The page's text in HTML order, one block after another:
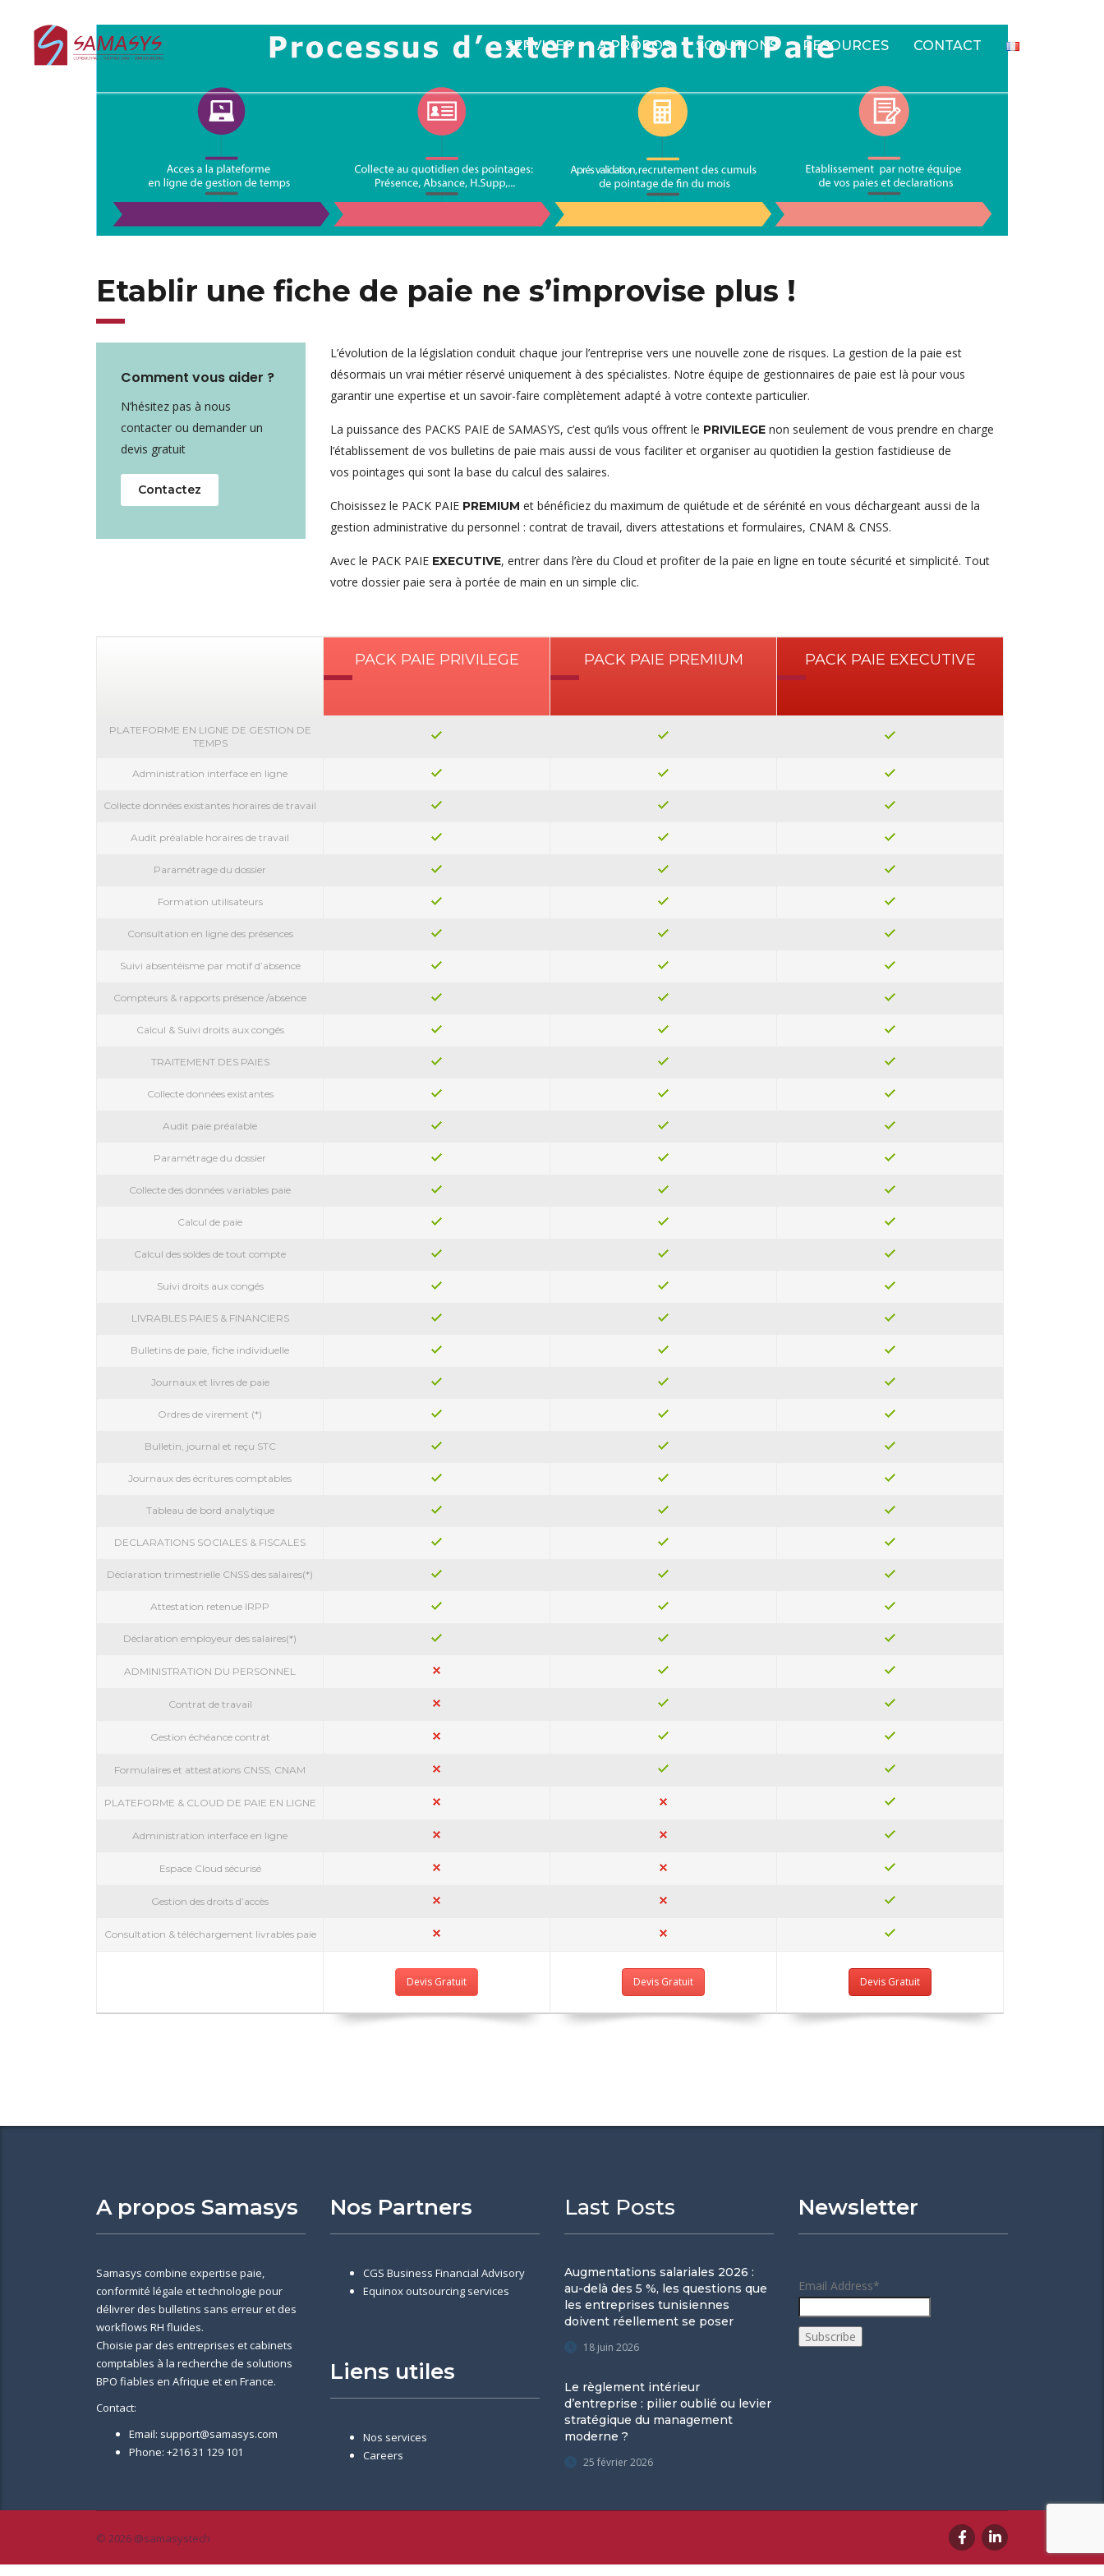
SERVICES A PROPOS SOLUTIONS RESOURCES CONTACT
Etablir une fiche de paie ne s’improvise plus !
Comment vous aider ?
N’hésitez pas à nous
contacter ou demander un
devis gratuit
Contactez
L’évolution de la législation conduit chaque jour l’entreprise vers une nouvelle zone de risques. La gestion de la paie est
désormais un vrai métier réservé uniquement à des spécialistes. Notre équipe de gestionnaires de paie est là pour vous
garantir une expertise et un savoir-faire complètement adapté à votre contexte particulier.
La puissance des PACKS PAIE de SAMASYS, c’est qu’ils vous offrent le PRIVILEGE non seulement de vous prendre en charge
l’établissement de vos bulletins de paie mais aussi de vous faciliter et organiser au quotidien la gestion fastidieuse de
vos pointages qui sont la base du calcul des salaires.
Choisissez le PACK PAIE PREMIUM et bénéficiez du maximum de quiétude et de sérénité en vous déchargeant aussi de la
gestion administrative du personnel : contrat de travail, divers attestations et formulaires, CNAM & CNSS.
Avec le PACK PAIE EXECUTIVE, entrer dans l’ère du Cloud et profiter de la paie en ligne en toute sécurité et simplicité. Tout
votre dossier paie sera à portée de main en un simple clic.
PLATEFORME EN LIGNE DE GESTION DE
TEMPS
Administration interface en ligne
Collecte données existantes horaires de travail
Audit préalable horaires de travail
Paramétrage du dossier
Formation utilisateurs
Consultation en ligne des présences
Suivi absentéisme par motif d’absence
Compteurs & rapports présence /absence
Calcul & Suivi droits aux congés
TRAITEMENT DES PAIES
Collecte données existantes
Audit paie préalable
Paramétrage du dossier
Collecte des données variables paie
Calcul de paie
Calcul des soldes de tout compte
Suivi droits aux congés
LIVRABLES PAIES & FINANCIERS
Bulletins de paie, fiche individuelle
Journaux et livres de paie
Ordres de virement (*)
Bulletin, journal et reçu STC
Journaux des écritures comptables
Tableau de bord analytique
DECLARATIONS SOCIALES & FISCALES
Déclaration trimestrielle CNSS des salaires(*)
Attestation retenue IRPP
Déclaration employeur des salaires(*)
ADMINISTRATION DU PERSONNEL
Contrat de travail
Gestion échéance contrat
Formulaires et attestations CNSS, CNAM
PLATEFORME & CLOUD DE PAIE EN LIGNE
Administration interface en ligne
Espace Cloud sécurisé
Gestion des droits d’accès
Consultation & téléchargement livrables paie
PACK PAIE PRIVILEGE
Devis Gratuit
PACK PAIE PREMIUM
Devis Gratuit
PACK PAIE EXECUTIVE
Devis Gratuit
A propos Samasys
Samasys combine expertise paie,
conformité légale et technologie pour
délivrer des bulletins sans erreur et des
workflows RH fluides.
Choisie par des entreprises et cabinets
comptables à la recherche de solutions
BPO fiables en Afrique et en France.
Contact:
Email: support@samasys.com
Phone: +216 31 129 101
Nos Partners
CGS Business Financial Advisory
Equinox outsourcing services
Liens utiles
Nos services
Careers
Last Posts
Augmentations salariales 2026 :
au-delà des 5 %, les questions que
les entreprises tunisiennes
doivent réellement se poser
18 juin 2026
Le règlement intérieur
d’entreprise : pilier oublié ou levier
stratégique du management
moderne ?
25 février 2026
Newsletter
Email Address*
© 2026 @samasystech